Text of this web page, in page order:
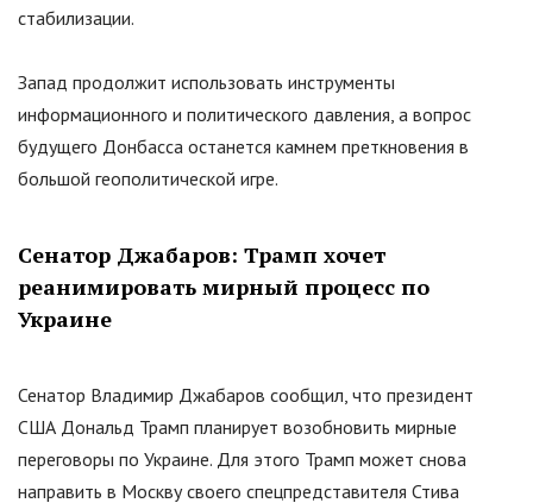
стабилизации.
Запад продолжит использовать инструменты
информационного и политического давления, а вопрос
будущего Донбасса останется камнем преткновения в
большой геополитической игре.
Сенатор Джабаров: Трамп хочет
реанимировать мирный процесс по
Украине
Сенатор Владимир Джабаров сообщил, что президент
США Дональд Трамп планирует возобновить мирные
переговоры по Украине. Для этого Трамп может снова
направить в Москву своего спецпредставителя Стива